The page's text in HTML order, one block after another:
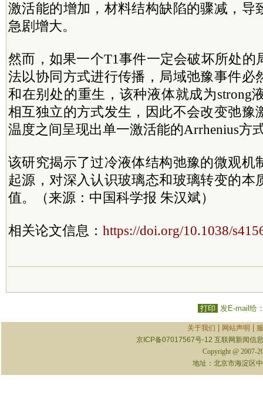
激活能的增加，材料结构缺陷的骤减，导
急剧增大。
然而，如果一个T1事件一定会破坏所处的
法以协同方式进行传播，局域弛豫事件必
和在别处的重生，该种液体就成为strong
相互独立的方式发生，因此不会改变弛豫
温度之间呈现出单一激活能的Arrhenius方
该研究揭示了过冷液体结构弛豫的微观机
起源，对深入认识玻璃态和玻璃转变的本
值。（来源：中国科学报 朱汉斌）
相关论文信息： https://doi.org/10.1038/
打印 发E-mail给
关于我们 网站声明
京ICP备07017567号-12 互联网新闻信
Copyright @ 2007-
地址：北京市海淀区